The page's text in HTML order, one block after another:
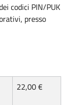
codici PIN/PUK
presso
22,00 €